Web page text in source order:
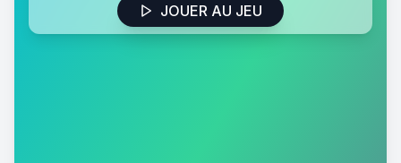
JOUER AU JEU